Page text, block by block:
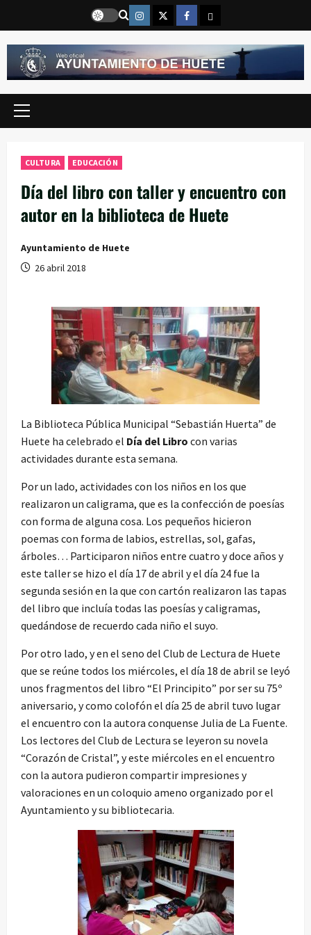
contenido
Instragram
TwitterFacebook
Email
Menú
CULTURA EDUCACIÓN
Día del libro con taller y encuentro con
autor en la biblioteca de Huete
Ayuntamiento de Huete
26 abril 2018
La Biblioteca Pública Municipal “Sebastián Huerta” de
Huete ha celebrado el Día del Libro con varias
actividades durante esta semana.
Por un lado, actividades con los niños en los que
realizaron un caligrama, que es la confección de poesías
con forma de alguna cosa. Los pequeños hicieron
poemas con forma de labios, estrellas, sol, gafas,
árboles… Participaron niños entre cuatro y doce años y
este taller se hizo el día 17 de abril y el día 24 fue la
segunda sesión en la que con cartón realizaron las tapas
del libro que incluía todas las poesías y caligramas,
quedándose de recuerdo cada niño el suyo.
Por otro lado, y en el seno del Club de Lectura de Huete
que se reúne todos los miércoles, el día 18 de abril se leyó
unos fragmentos del libro “El Principito” por ser su 75º
aniversario, y como colofón el día 25 de abril tuvo lugar
el encuentro con la autora conquense Julia de La Fuente.
Los lectores del Club de Lectura se leyeron su novela
“Corazón de Cristal”, y este miércoles en el encuentro
con la autora pudieron compartir impresiones y
valoraciones en un coloquio ameno organizado por el
Ayuntamiento y su bibliotecaria.